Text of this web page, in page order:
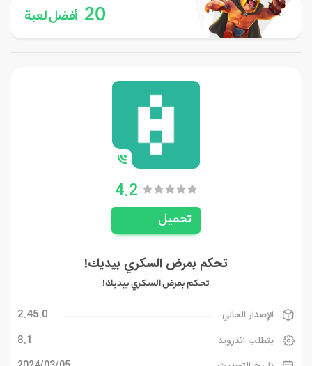
20 أفضل لعبة
4.2
تحميل
تحكم بمرض السكري بيديك!
تحكم بمرض السكري بيديك!
الإصدار الحالي 2.45.0
يتطلب اندرويد 8.1